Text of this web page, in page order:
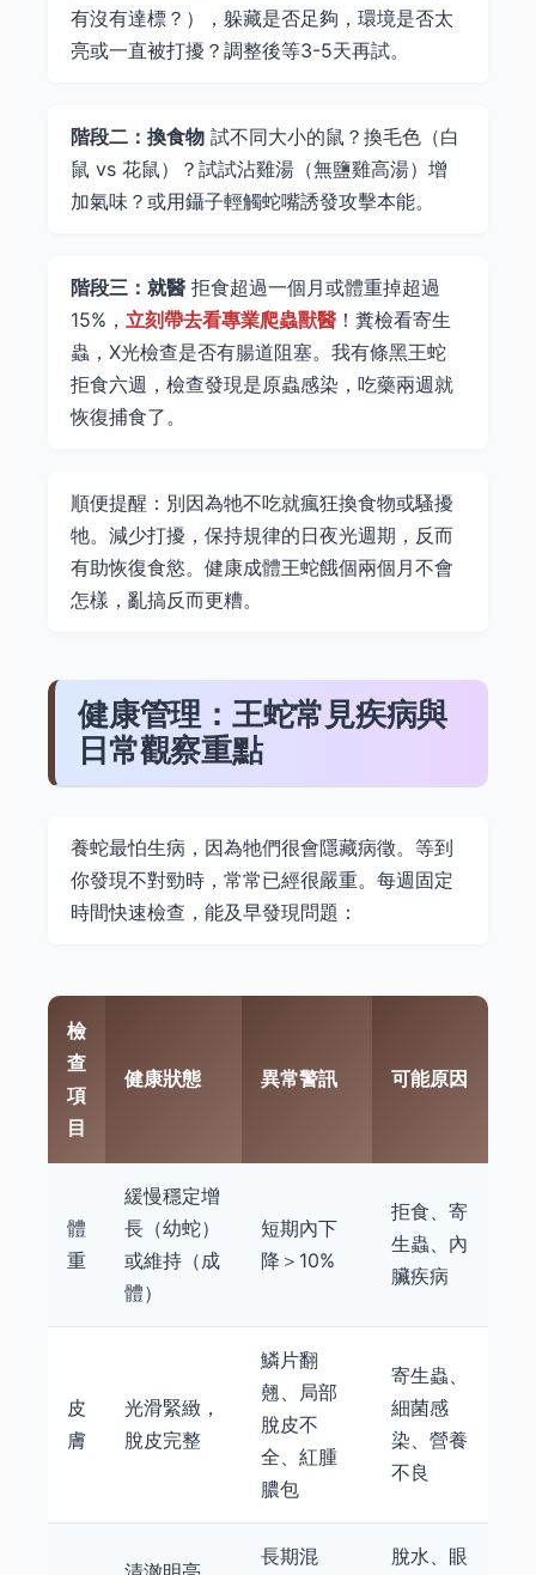
有沒有達標？），躲藏是否足夠，環境是否太
亮或一直被打擾？調整後等3-5天再試。
階段二：換食物 試不同大小的鼠？換毛色（白
鼠 vs 花鼠）？試試沾雞湯（無鹽雞高湯）增
加氣味？或用鑷子輕觸蛇嘴誘發攻擊本能。
階段三：就醫 拒食超過一個月或體重掉超過
15%， 立刻帶去看專業爬蟲獸醫 ！糞檢看寄生
蟲，X光檢查是否有腸道阻塞。我有條黑王蛇
拒食六週，檢查發現是原蟲感染，吃藥兩週就
恢復捕食了。
順便提醒：別因為牠不吃就瘋狂換食物或騷擾
牠。減少打擾，保持規律的日夜光週期，反而
有助恢復食慾。健康成體王蛇餓個兩個月不會
怎樣，亂搞反而更糟。
健康管理：王蛇常見疾病與
日常觀察重點
養蛇最怕生病，因為牠們很會隱藏病徵。等到
你發現不對勁時，常常已經很嚴重。每週固定
時間快速檢查，能及早發現問題：
檢
查
項
目
健康狀態 異常警訊 可能原因
體
重
緩慢穩定增
長（幼蛇）
或維持（成
體）
短期內下
降＞10%
拒食、寄
生蟲、內
臟疾病
皮
膚
光滑緊緻，
脫皮完整
鱗片翻
翹、局部
脫皮不
全、紅腫
膿包
寄生蟲、
細菌感
染、營養
不良
長期混 脫水、眼